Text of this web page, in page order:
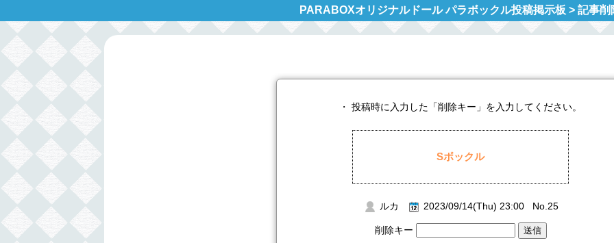
PARABOXオリジナルドール パラボックル投稿掲示板 > 記事削
・ 投稿時に入力した「削除キー」を入力してください。
Sボックル
ルカ 2023/09/14(Thu) 23:00 No.25
削除キー